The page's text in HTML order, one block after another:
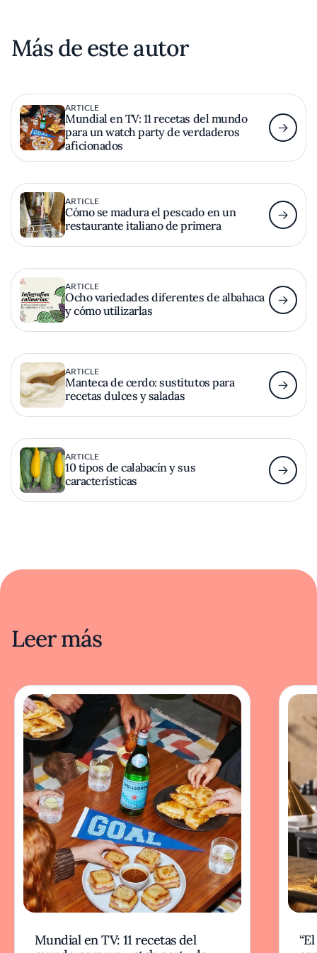
Más de este autor
ARTICLE
Mundial en TV: 11 recetas del mundo
para un watch party de verdaderos
aficionados
ARTICLE
Cómo se madura el pescado en un
restaurante italiano de primera
ARTICLE
Ocho variedades diferentes de albahaca
y cómo utilizarlas
ARTICLE
Manteca de cerdo: sustitutos para
recetas dulces y saladas
ARTICLE
10 tipos de calabacín y sus
características
Leer más
Mundial en TV: 11 recetas del